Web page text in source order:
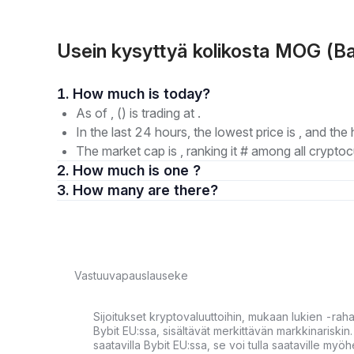
Usein kysyttyä kolikosta MOG
1. How much is today?
As of , () is trading at .
In the last 24 hours, the lowest price is , and
The market cap is , ranking it # among all
2. How much is one ?
3. How many are there?
Vastuuvapauslauseke
Sijoitukset kryptovaluuttoihin, mukaan lukien -
Bybit EU:ssa, sisältävät merkittävän
saatavilla Bybit EU:ssa, se voi tulla saataville